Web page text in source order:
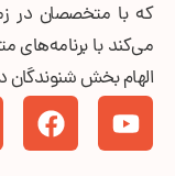
که با متخصصان در
می‌کند با برنامه‌های
الهام بخش شنوندگان